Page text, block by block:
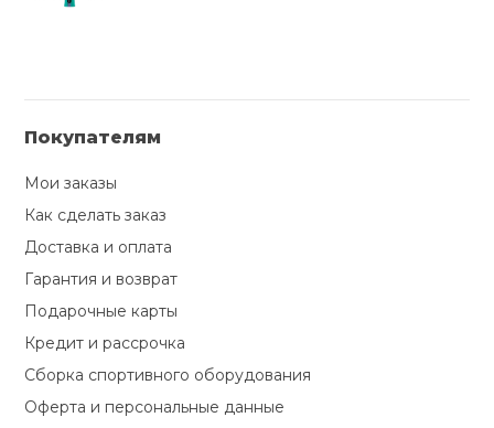
Покупателям
Мои заказы
Как сделать заказ
Доставка и оплата
Гарантия и возврат
Подарочные карты
Кредит и рассрочка
Сборка спортивного оборудования
Оферта и персональные данные